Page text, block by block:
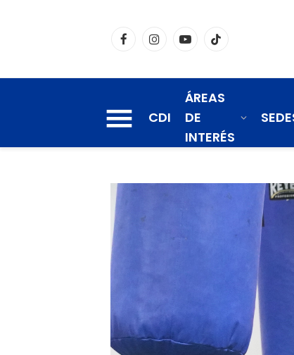
FacebookInstagramYouTubeTikTok
CDI
ÁREAS
DE
INTERÉS